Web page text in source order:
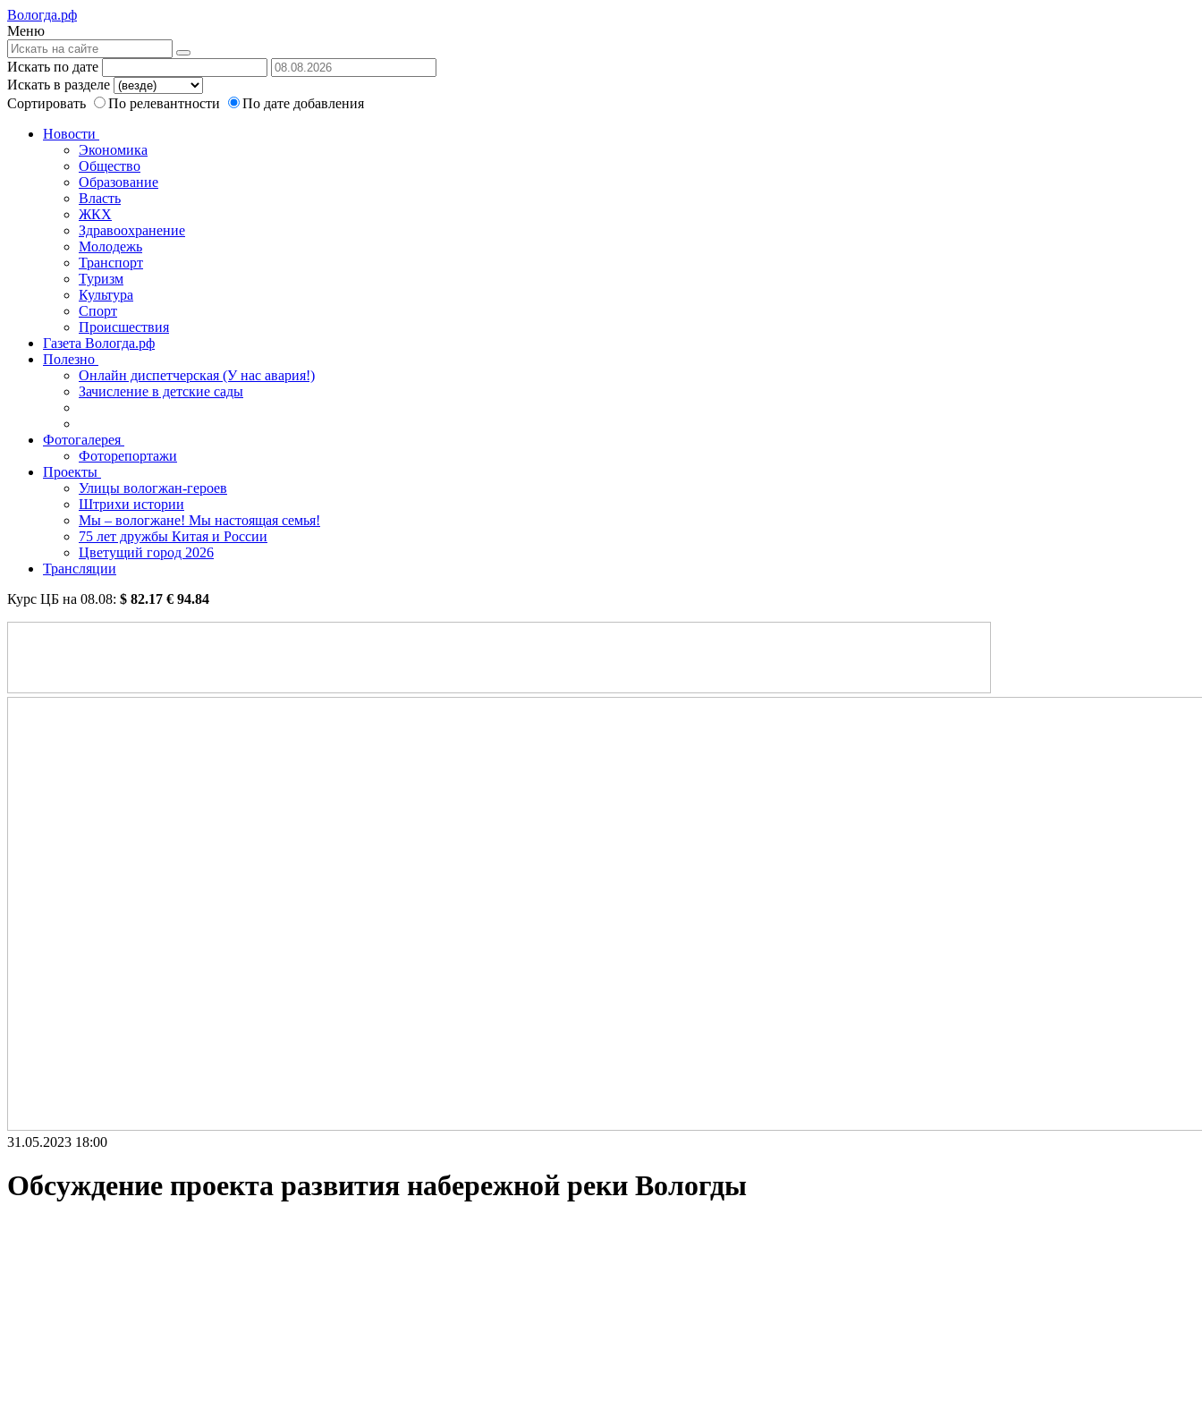
Вологда.рф
Меню
Искать по дате
Искать в разделе
Сортировать
По релевантности
По дате добавления
Новости
Экономика
Общество
Образование
Власть
ЖКХ
Здравоохранение
Молодежь
Транспорт
Туризм
Культура
Спорт
Происшествия
Газета Вологда.рф
Полезно
Онлайн диспетчерская (У нас авария!)
Зачисление в детские сады
Фотогалерея
Фоторепортажи
Проекты
Улицы вологжан-героев
Штрихи истории
Мы – вологжане! Мы настоящая семья!
75 лет дружбы Китая и России
Цветущий город 2026
Трансляции
Курс ЦБ на 08.08: $ 82.17 € 94.84
31.05.2023 18:00
Обсуждение проекта развития набережной реки Вологды